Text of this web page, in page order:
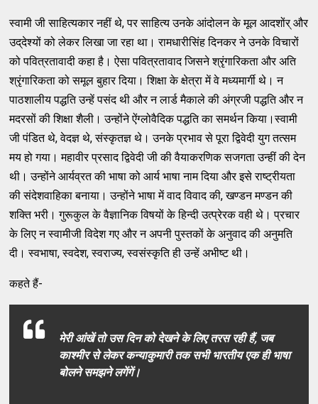
स्‍वामी जी साहित्‍यकार नहीं थे, पर साहित्‍य उनके आंदोलन के मूल आदशोंर् और
उद्‌देश्‍यों को लेकर लिखा जा रहा था। रामधारीसिंह दिनकर ने उनके विचारों
को पवित्रतावादी कहा है। ऐसा पवित्रतावाद जिसने श्रृंगारिकता और अति
श्रृंगारिकता को समूल बुहार दिया। शिक्षा के क्षेत्रा में वे मध्‍यमार्गी थे। न
पाठशालीय पद्धति उन्‍हें पसंद थी और न लार्ड मैकाले की अंग्रजी पद्धति और न
मदरसों की शिक्षा शैली। उन्‍होंने ऐंग्‍लोवैदिक पद्धति का समर्थन किया।स्‍वामी
जी पंडित थे, वेदज्ञ थे, संस्‍कृतज्ञ थे। उनके प्रभाव से पूरा द्विवेदी युग तत्‍सम
मय हो गया। महावीर प्रसाद द्विवेदी जी की वैयाकरणिक सजगता उन्‍हीं की देन
थी। उन्‍होंने आर्यव्रत की भाषा को आर्य भाषा नाम दिया और इसे राष्‍ट्रीयता
की संदेशवाहिका बनाया। उन्‍होंने भाषा में वाद विवाद की, खण्‍डन मण्‍डन की
शक्‍ति भरी। गुरूकुल के वैज्ञानिक विषयों के हिन्‍दी उत्‍प्रेरक वही थे। प्रचार
के लिए न स्‍वामीजी विदेश गए और न अपनी पुस्‍तकों के अनुवाद की अनुमति
दी। स्‍वभाषा, स्‍वदेश, स्‍वराज्‍य, स्‍वसंस्‍कृति ही उन्‍हें अभीष्‍ट थी।
कहते हैं-
मेरी आंखें तो उस दिन को देखने के लिए तरस रही हैं, जब
काश्‍मीर से लेकर कन्‍याकुमारी तक सभी भारतीय एक ही भाषा
बोलने समझने लगेंगें।